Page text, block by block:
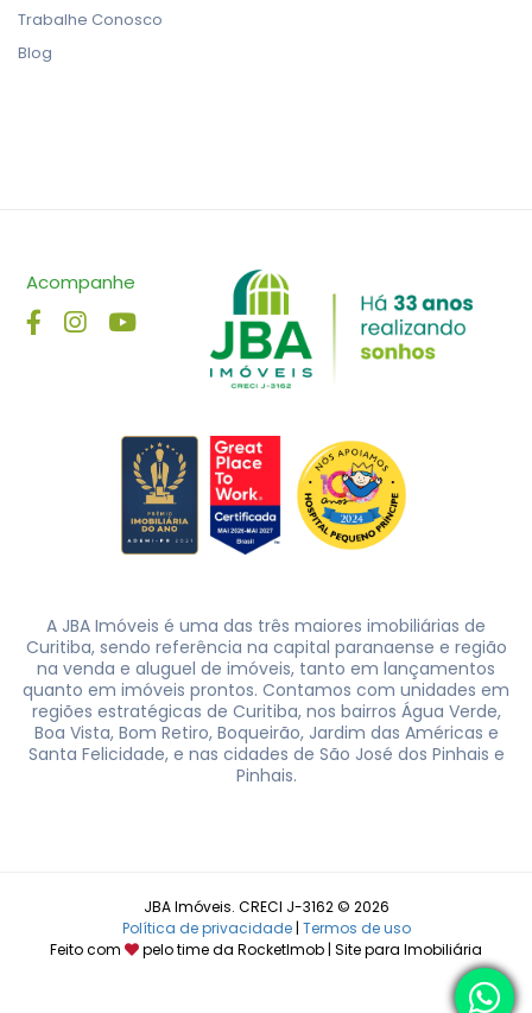
Trabalhe Conosco
Blog
Acompanhe
A JBA Imóveis é uma das três maiores imobiliárias de
Curitiba, sendo referência na capital paranaense e região
na venda e aluguel de imóveis, tanto em lançamentos
quanto em imóveis prontos. Contamos com unidades em
regiões estratégicas de Curitiba, nos bairros Água Verde,
Boa Vista, Bom Retiro, Boqueirão, Jardim das Américas e
Santa Felicidade, e nas cidades de São José dos Pinhais e
Pinhais.
JBA Imóveis. CRECI J-3162 © 2026
Política de privacidade| Termos de uso
Feito com
pelo time da RocketImob | Site para Imobiliária